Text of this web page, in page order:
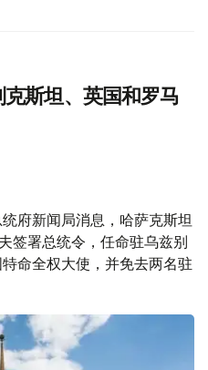
斯坦、英国和罗马
府新闻局消息，哈萨克斯坦
签署总统令，任命驻乌兹别
命全权大使，并免去两名驻